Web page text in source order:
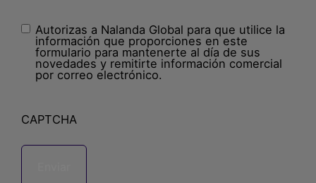
Sin
nombre(Obligatorio)
Autorizas a Nalanda Global para que utilice la
información que proporciones en este
formulario para mantenerte al día de sus
novedades y remitirte información comercial
por correo electrónico.
CAPTCHA